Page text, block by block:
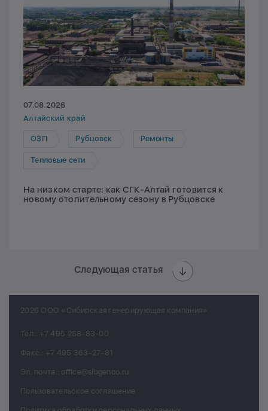
07.08.2026
Алтайский край
ОЗП Рубцовск Ремонты
Тепловые сети
На низком старте: как СГК-Алтай готовится к
новому отопительному сезону в Рубцовске
Следующая статья
2026 ООО «Сибирская генерирующая компания»
Тел.: +7 495 258-83-00
Факс.: +7 495 363-27-81
Эл. почта.: office@sibgenco.ru
Пользовательское соглашение